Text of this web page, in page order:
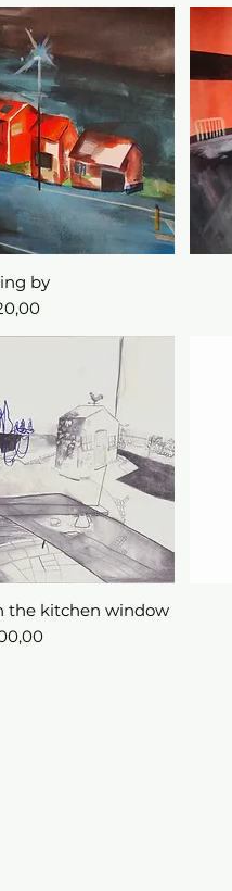
by
the kitchen window